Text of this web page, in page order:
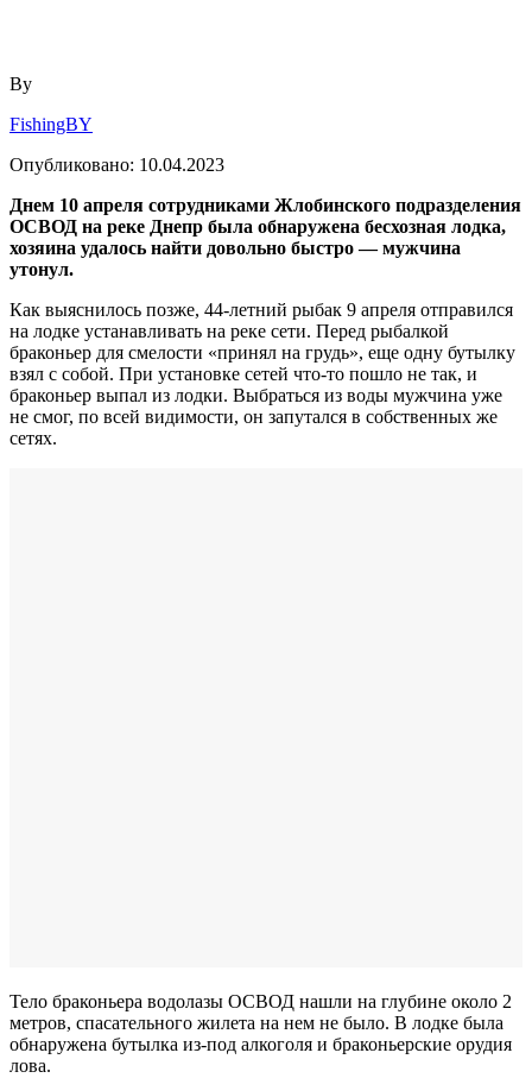
By
FishingBY
Опубликовано: 10.04.2023
Днем 10 апреля сотрудниками Жлобинского подразделения
ОСВОД на реке Днепр была обнаружена бесхозная лодка,
хозяина удалось найти довольно быстро — мужчина
утонул.
Как выяснилось позже, 44-летний рыбак 9 апреля отправился
на лодке устанавливать на реке сети. Перед рыбалкой
браконьер для смелости «принял на грудь», еще одну бутылку
взял с собой. При установке сетей что-то пошло не так, и
браконьер выпал из лодки. Выбраться из воды мужчина уже
не смог, по всей видимости, он запутался в собственных же
сетях.
Тело браконьера водолазы ОСВОД нашли на глубине около 2
метров, спасательного жилета на нем не было. В лодке была
обнаружена бутылка из-под алкоголя и браконьерские орудия
лова.